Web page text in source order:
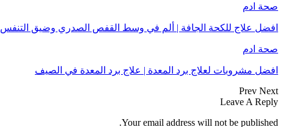
صحة ادم
افضل علاج للكحة الجافة | ألم في وسط القفص الصدري وضيق التنفس
صحة ادم
افضل مشروبات لعلاج برد المعدة | علاج برد المعدة في الصيف
Prev Next
Leave A Reply
Your email address will not be published.